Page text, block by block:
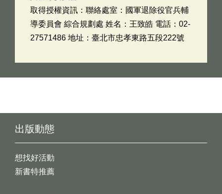
取得授權資訊：聯絡處室：國軍退除役官兵輔
導委員會 綜合規劃處 姓名：王致皓 電話：02-
27571486 地址：臺北市忠孝東路五段222號
出版動態
想找好活動
新書特推薦